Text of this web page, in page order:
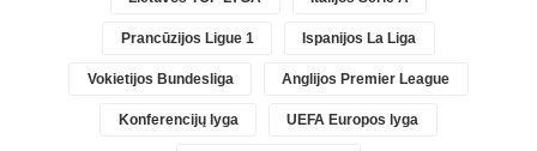
Prancūzijos Ligue 1 Ispanijos La Liga
Vokietijos Bundesliga Anglijos Premier League
Konferencijų lyga UEFA Europos lyga